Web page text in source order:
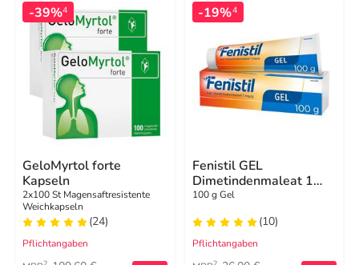
-39%4
GeloMyrtol forte
Kapseln
2x100 St Magensaftresistente
Weichkapseln
(24)
Pflichtangaben
-19%4
Fenistil GEL
Dimetindenmaleat 1
mg/g, zur Linderung von
100 g Gel
(10)
Pflichtangaben